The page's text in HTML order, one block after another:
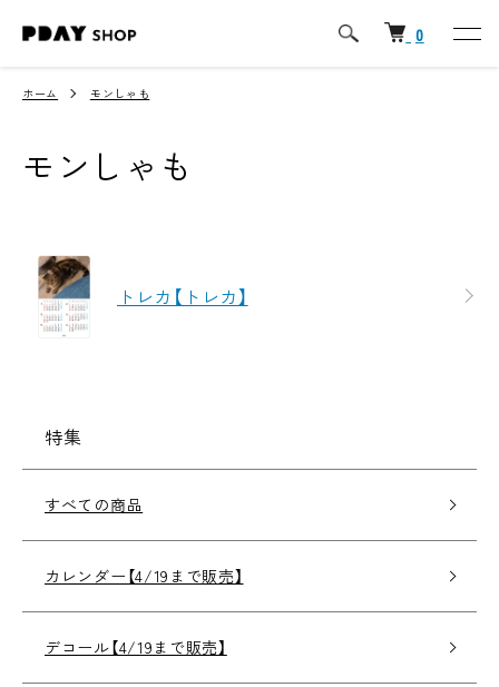
0
ホーム モンしゃも
モンしゃも
トレカ【トレカ】
特集
すべての商品
カレンダー【4/19まで販売】
デコール【4/19まで販売】